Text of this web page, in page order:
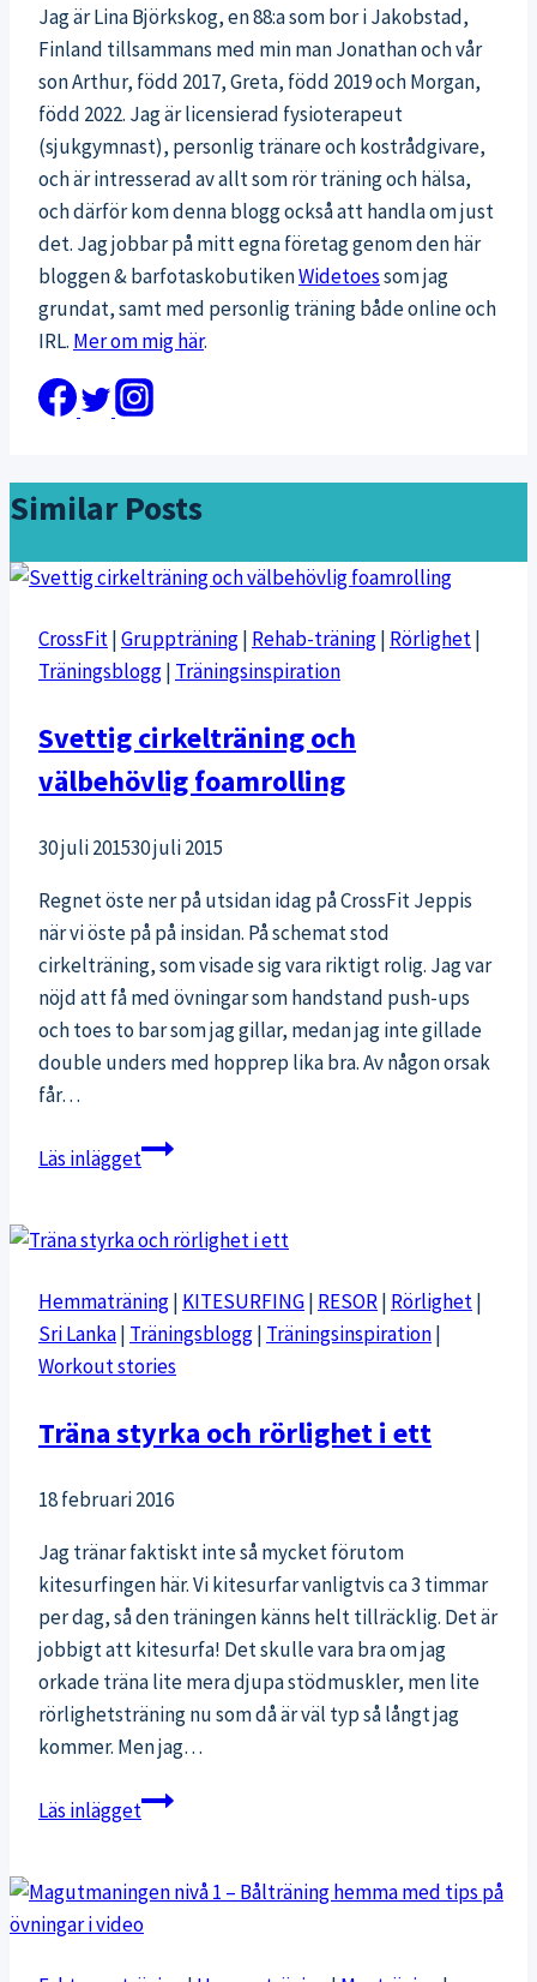
Jag är Lina Björkskog, en 88:a som bor i Jakobstad,
Finland tillsammans med min man Jonathan och vår
son Arthur, född 2017, Greta, född 2019 och Morgan,
född 2022. Jag är licensierad fysioterapeut
(sjukgymnast), personlig tränare och kostrådgivare,
och är intresserad av allt som rör träning och hälsa,
och därför kom denna blogg också att handla om just
det. Jag jobbar på mitt egna företag genom den här
bloggen & barfotaskobutikenWidetoessom jag
grundat, samt med personlig träning både online och
IRL. Mer om mig här.
Similar Posts
CrossFit|Gruppträning| Rehab-träning| Rörlighet|
Träningsblogg| Träningsinspiration
Svettig cirkelträning och
välbehövlig foamrolling
30 juli 201530 juli 2015
Regnet öste ner på utsidan idag på CrossFit Jeppis
när vi öste på på insidan. På schemat stod
cirkelträning, som visade sig vara riktigt rolig. Jag var
nöjd att få med övningar som handstand push-ups
och toes to bar som jag gillar, medan jag inte gillade
double unders med hopprep lika bra. Av någon orsak
får…
Läs inläggetSvettig
välbehövlig
Hemmaträning| KITESURFING| RESOR| Rörlighet|
Sri Lanka| Träningsblogg| Träningsinspiration|
Workout stories
Träna styrka och rörlighet i ett
18 februari 2016
Jag tränar faktiskt inte så mycket förutom
kitesurfingen här. Vi kitesurfar vanligtvis ca 3 timmar
per dag, så den träningen känns helt tillräcklig. Det är
jobbigt att kitesurfa! Det skulle vara bra om jag
orkade träna lite mera djupa stödmuskler, men lite
rörlighetsträning nu som då är väl typ så långt jag
kommer. Men jag…
Läs inläggetTräna
rörlighet
i